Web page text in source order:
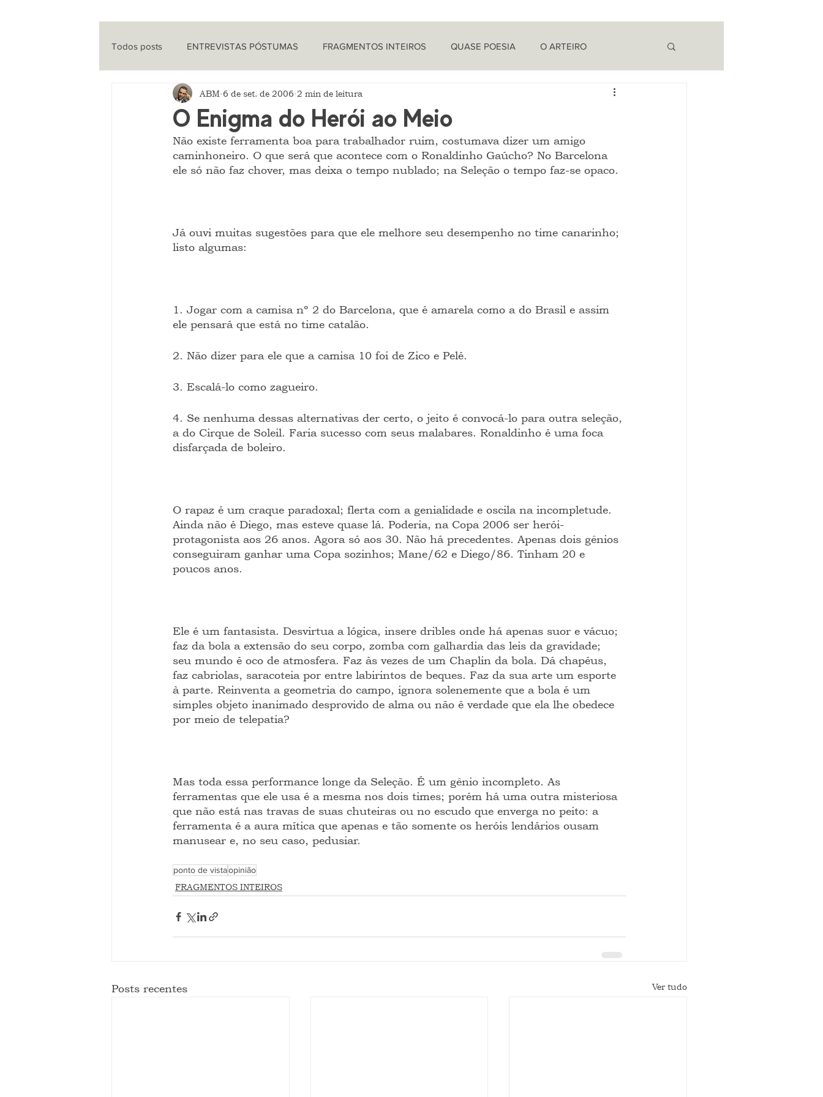
Todos posts ENTREVISTAS PÓSTUMAS FRAGMENTOS INTEIROS QUASE POESIA O ARTEIRO
ENTREVISTAS CINEMA PROVOCAÇÕES NADA FILOSÓFICAS
QUE HISTÓRIA É ESSA? POLÍTICA ARTIGOS O CRONISTA
O Enigma do Herói ao Meio
ABM 6 de set. de 2006 2 min de leitura
Não existe ferramenta boa para trabalhador ruim, costumava dizer um amigo
caminhoneiro. O que será que acontece com o Ronaldinho Gaúcho? No Barcelona
ele só não faz chover, mas deixa o tempo nublado; na Seleção o tempo faz-se opaco.
Já ouvi muitas sugestões para que ele melhore seu desempenho no time canarinho;
listo algumas:
1. Jogar com a camisa nº 2 do Barcelona, que é amarela como a do Brasil e assim
ele pensará que está no time catalão.
2. Não dizer para ele que a camisa 10 foi de Zico e Pelé.
3. Escalá-lo como zagueiro.
4. Se nenhuma dessas alternativas der certo, o jeito é convocá-lo para outra seleção,
a do Cirque de Soleil. Faria sucesso com seus malabares. Ronaldinho é uma foca
disfarçada de boleiro.
O rapaz é um craque paradoxal; flerta com a genialidade e oscila na incompletude.
Ainda não é Diego, mas esteve quase lá. Poderia, na Copa 2006 ser herói-
protagonista aos 26 anos. Agora só aos 30. Não há precedentes. Apenas dois gênios
conseguiram ganhar uma Copa sozinhos; Mane/62 e Diego/86. Tinham 20 e
poucos anos.
Ele é um fantasista. Desvirtua a lógica, insere dribles onde há apenas suor e vácuo;
faz da bola a extensão do seu corpo, zomba com galhardia das leis da gravidade;
seu mundo é oco de atmosfera. Faz às vezes de um Chaplin da bola. Dá chapéus,
faz cabriolas, saracoteia por entre labirintos de beques. Faz da sua arte um esporte
à parte. Reinventa a geometria do campo, ignora solenemente que a bola é um
simples objeto inanimado desprovido de alma ou não é verdade que ela lhe obedece
por meio de telepatia?
Mas toda essa performance longe da Seleção. É um gênio incompleto. As
ferramentas que ele usa é a mesma nos dois times; porém há uma outra misteriosa
que não está nas travas de suas chuteiras ou no escudo que enverga no peito: a
ferramenta é a aura mítica que apenas e tão somente os heróis lendários ousam
manusear e, no seu caso, pedusiar.
ponto de vistaopinião
FRAGMENTOS INTEIROS
Posts recentes Ver tudo